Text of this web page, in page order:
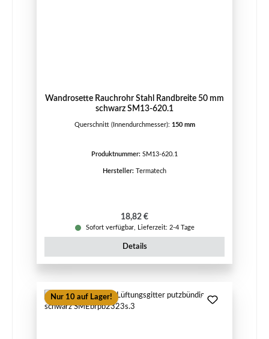
Wandrosette Rauchrohr Stahl Randbreite 50 mm
schwarz SM13-620.1
Querschnitt (Innendurchmesser): 150 mm
Produktnummer: SM13-620.1
Hersteller: Termatech
Regulärer Preis:
18,82 €
Sofort verfügbar, Lieferzeit: 2-4 Tage
Details
Nur 10 auf Lager!